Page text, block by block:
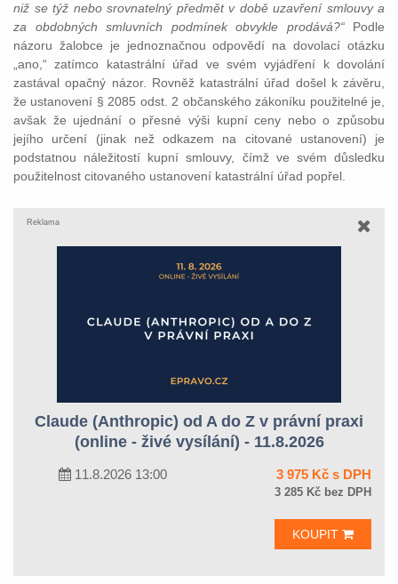
niž se týž nebo srovnatelný předmět v době uzavření smlouvy a
za obdobných smluvních podmínek obvykle prodává?“ Podle
názoru žalobce je jednoznačnou odpovědí na dovolací otázku
„ano,“ zatímco katastrální úřad ve svém vyjádření k dovolání
zastával opačný názor. Rovněž katastrální úřad došel k závěru,
že ustanovení § 2085 odst. 2 občanského zákoníku použitelné je,
avšak že ujednání o přesné výši kupní ceny nebo o způsobu
jejího určení (jinak než odkazem na citované ustanovení) je
podstatnou náležitostí kupní smlouvy, čímž ve svém důsledku
použitelnost citovaného ustanovení katastrální úřad popřel.
Reklama
Claude (Anthropic) od A do Z v právní praxi
(online - živé vysílání) - 11.8.2026
11.8.2026 13:00 3 975 Kč s DPH
3 285 Kč bez DPH
KOUPIT